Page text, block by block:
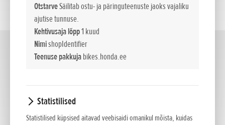
OtstarveSäilitab ostu- ja päringuteenuste jaoks vajaliku
ajutise tunnuse.
Kehtivusaja lõpp1 kuud
NimishopIdentifier
Teenuse pakkujabikes.honda.ee
Statistilised
Statistilised küpsised aitavad veebisaidi omanikul mõista, kuidas
Touring